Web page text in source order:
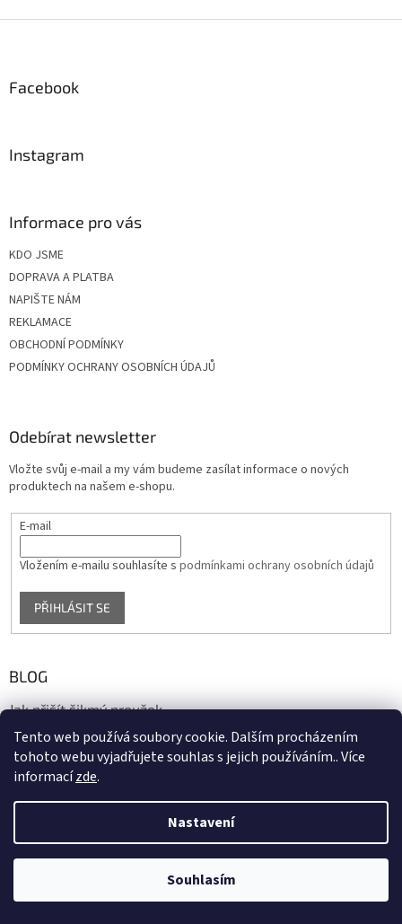
Tento web používá soubory cookie. Dalším procházením
tohoto webu vyjadřujete souhlas s jejich používáním.. Více
informacízde.
Nastavení
Souhlasím
Facebook
Instagram
Informace pro vás
KDO JSME
DOPRAVA A PLATBA
NAPIŠTE NÁM
REKLAMACE
OBCHODNÍ PODMÍNKY
PODMÍNKY OCHRANY OSOBNÍCH ÚDAJŮ
Odebírat newsletter
Vložte svůj e-mail a my vám budeme zasílat informace o nových
produktech na našem e-shopu.
E-mail
Vložením e-mailu souhlasíte s podmínkami ochrany osobních údajů
PŘIHLÁSIT SE
BLOG
Jak přišít šikmý proužek
17.10.2020
Copyright 2026biaska.cz. Všechna práva vyhrazena.Upravit
nastavení cookies